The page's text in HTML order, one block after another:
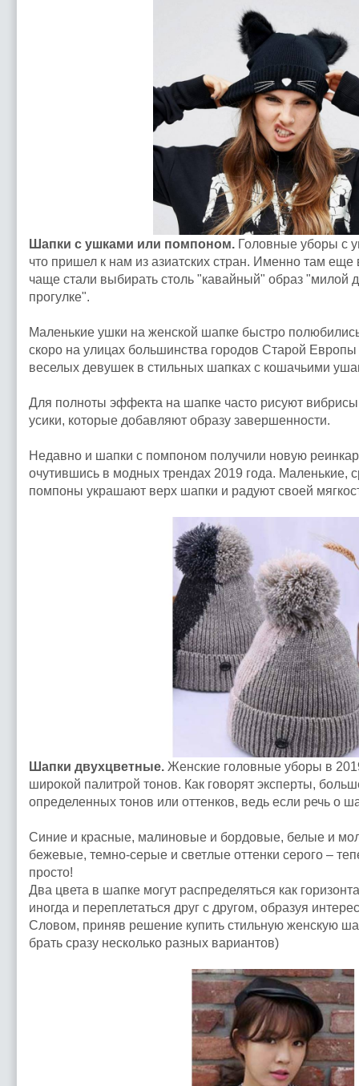
Шапки с ушками или помпоном. Головные уборы с
что пришел к нам из азиатских стран. Именно там
чаще стали выбирать столь "кавайный" образ "милой
прогулке".
Маленькие ушки на женской шапке быстро
скоро на улицах большинства городов Старой
веселых девушек в стильных шапках с кошачьими
Для полноты эффекта на шапке часто рисуют
усики, которые добавляют образу завершенности.
Недавно и шапки с помпоном получили новую
очутившись в модных трендах 2019 года. Маленькие,
помпоны украшают верх шапки и радуют своей
Шапки двухцветные. Женские головные уборы в
широкой палитрой тонов. Как говорят эксперты,
определенных тонов или оттенков, ведь если речь о
Синие и красные, малиновые и бордовые, белые и
бежевые, темно-серые и светлые оттенки серого –
просто!
Два цвета в шапке могут распределяться как
иногда и переплетаться друг с другом, образуя
Словом, приняв решение купить стильную женскую
брать сразу несколько разных вариантов)